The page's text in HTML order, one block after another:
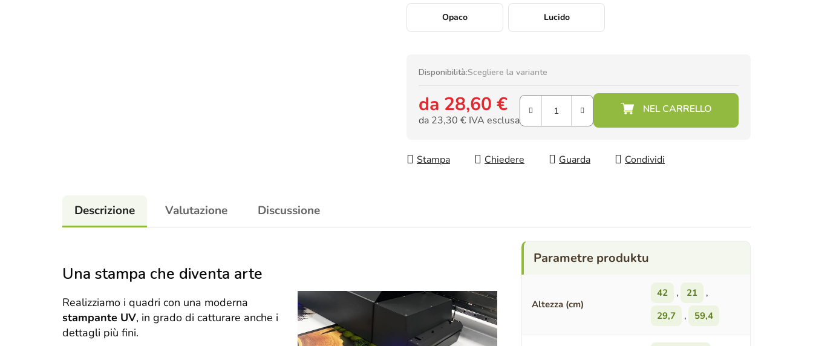
Opaco Lucido
Disponibilità:Scegliere la variante
da 28,60 €
da 23,30 € IVA esclusa
Stampa
Chiedere Guarda Condividi
Descrizione Valutazione Discussione
Una stampa che diventa arte
Realizziamo i quadri con una moderna
stampante UV, in grado di catturare anche i
dettagli più fini.
Altezza (cm)
42 , 21
,
29,7
, 59,4